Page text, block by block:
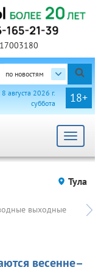
по новостям
18+
8 августа 2026 г.
суббота
Toggle
Тула
выходные
весенне–